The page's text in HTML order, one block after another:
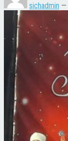
sichadmin —